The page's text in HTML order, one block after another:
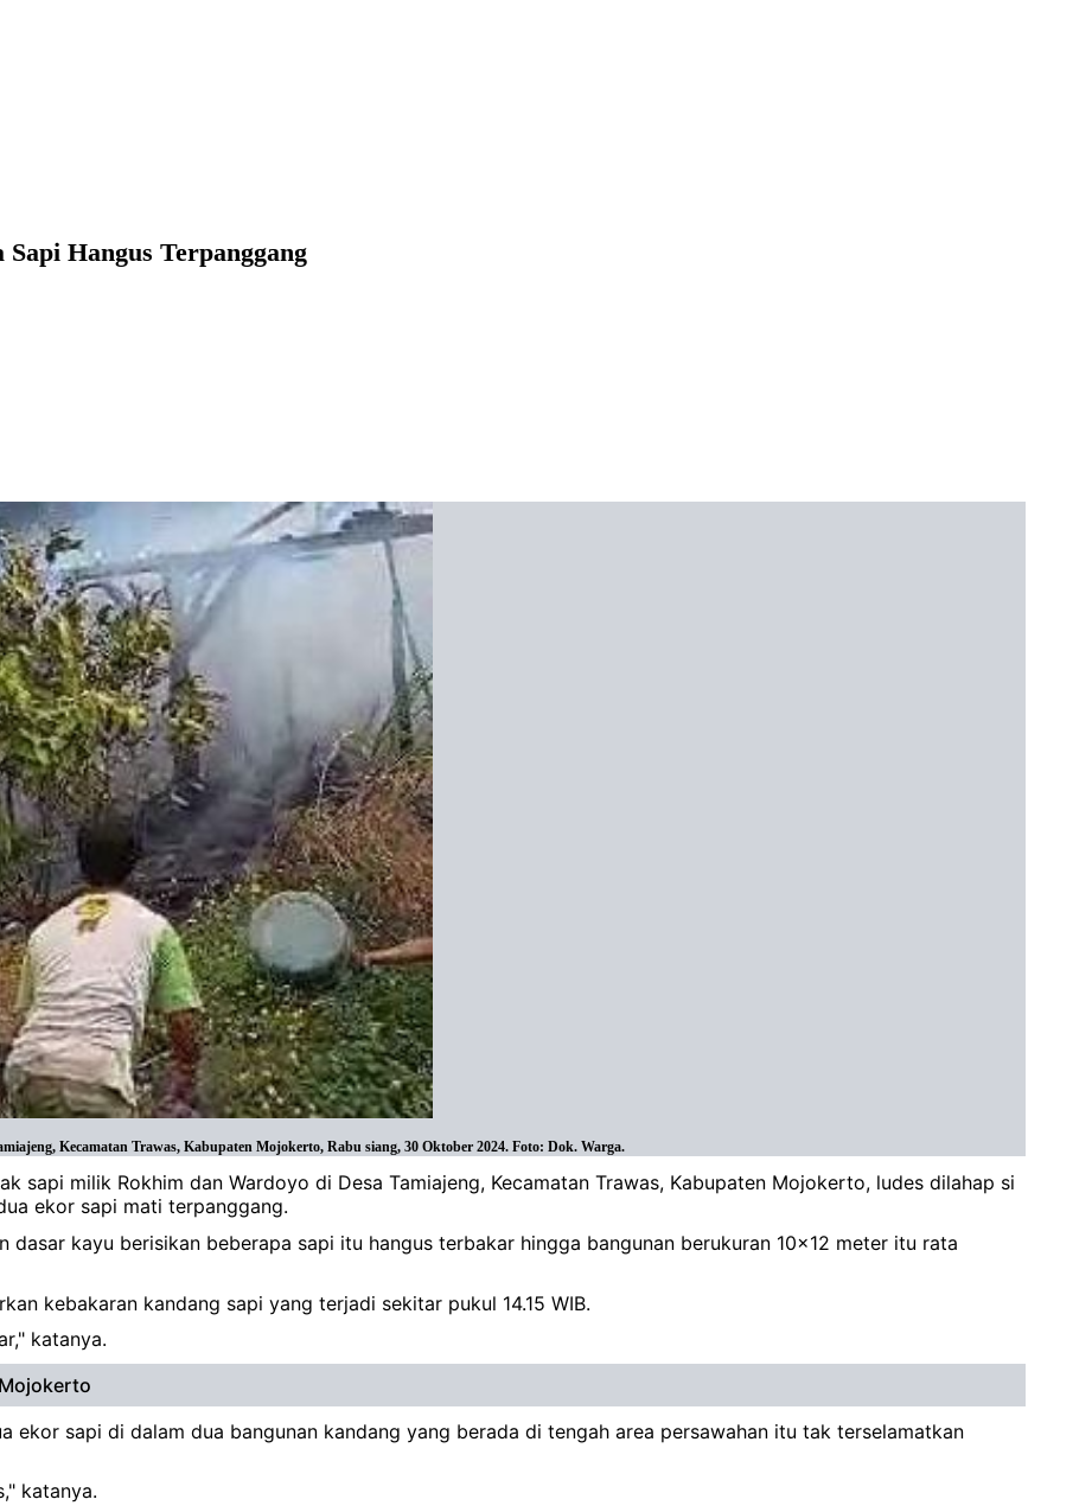
Hangus Terpanggang
Kecamatan Trawas, Kabupaten Mojokerto, Rabu siang, 30 Oktober 2024. Foto: Dok. Warga.
sapi milik Rokhim dan Wardoyo di Desa Tamiajeng, Kecamatan Trawas, Kabupaten Mojokerto, ludes dilahap si
ekor sapi mati terpanggang.
kayu berisikan beberapa sapi itu hangus terbakar hingga bangunan berukuran 10x12 meter itu rata
kebakaran kandang sapi yang terjadi sekitar pukul 14.15 WIB.
katanya.
ekor sapi di dalam dua bangunan kandang yang berada di tengah area persawahan itu tak terselamatkan
katanya.